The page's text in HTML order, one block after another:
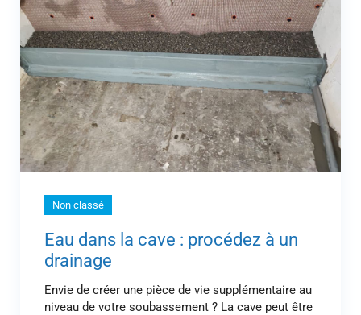
Non classé
Eau dans la cave : procédez à un
drainage
Envie de créer une pièce de vie supplémentaire au
niveau de votre soubassement ? La cave peut être